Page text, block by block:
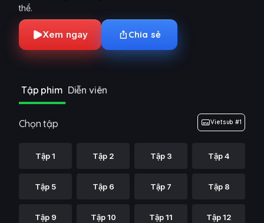
thể.
Xem ngay Chia sẻ
Tập phim Diễn viên
Chọn tập Vietsub #1
Tập 1 Tập 2 Tập 3 Tập 4
Tập 5 Tập 6 Tập 7 Tập 8
Tập 9 Tập 10 Tập 11 Tập 12